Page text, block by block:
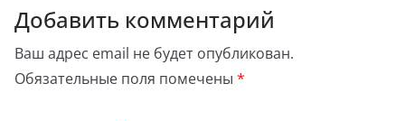
Добавить комментарий
Ваш адрес email не будет опубликован.
Обязательные поля помечены *